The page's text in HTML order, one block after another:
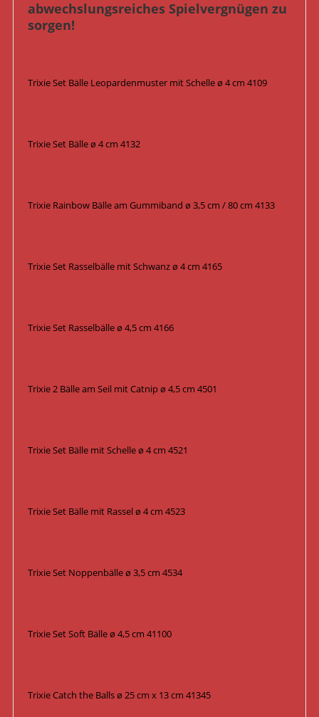
abwechslungsreiches Spielvergnügen zu
sorgen!
Trixie Set Bälle Leopardenmuster mit Schelle ø 4 cm 4109
Trixie Set Bälle ø 4 cm 4132
Trixie Rainbow Bälle am Gummiband ø 3,5 cm / 80 cm 4133
Trixie Set Rasselbälle mit Schwanz ø 4 cm 4165
Trixie Set Rasselbälle ø 4,5 cm 4166
Trixie 2 Bälle am Seil mit Catnip ø 4,5 cm 4501
Trixie Set Bälle mit Schelle ø 4 cm 4521
Trixie Set Bälle mit Rassel ø 4 cm 4523
Trixie Set Noppenbälle ø 3,5 cm 4534
Trixie Set Soft Bälle ø 4,5 cm 41100
Trixie Catch the Balls ø 25 cm x 13 cm 41345